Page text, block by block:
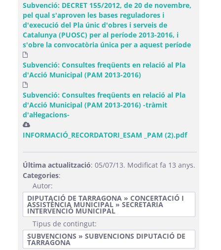
Subvenció: DECRET 155/2012, de 20 de novembre,
pel qual s'aproven les bases reguladores i
d'execució del Pla únic d'obres i serveis de
Catalunya (PUOSC) per al període 2013-2016, i
s'obre la convocatòria única per a aquest període
Subvenció: Consultes freqüents en relació al Pla
d'Acció Municipal (PAM 2013-2016)
Subvenció: Consultes freqüents en relació al Pla
d'Acció Municipal (PAM 2013-2016) -tràmit
d'al·legacions-
INFORMACIÓ_RECORDATORI_ESAM _PAM (2).pdf
Última actualització: 05/07/13. Modificat fa 13 anys.
Categories:
Autor:
DIPUTACIÓ DE TARRAGONA » CONCERTACIÓ I
ASSISTÈNCIA MUNICIPAL » SECRETARIA
INTERVENCIÓ MUNICIPAL
Tipus de contingut:
SUBVENCIONS » SUBVENCIONS DIPUTACIÓ DE
TARRAGONA